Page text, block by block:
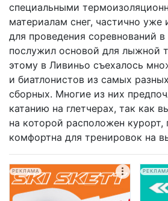
специальными
материалам снег, частично уже
для проведения соревнований в
послужил основой для лыжной
этому в Ливиньо съехалось
и биатлонистов из самых
сборных. Многие из них
катанию на глетчерах, так как
на которой расположен курорт,
комфортна для тренировок на
РЕКЛАМА